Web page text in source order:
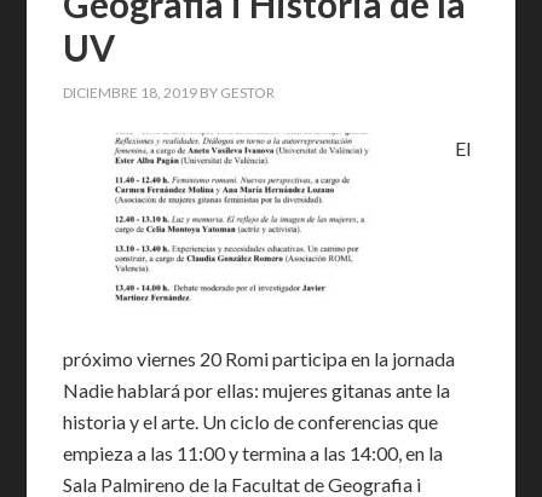
UV
DICIEMBRE 18, 2019 BY GESTOR
El
próximo viernes 20 Romi participa en la jornada
Nadie hablará por ellas: mujeres gitanas ante la
historia y el arte. Un ciclo de conferencias que
empieza a las 11:00 y termina a las 14:00, en la
Sala Palmireno de la Facultat de Geografia i